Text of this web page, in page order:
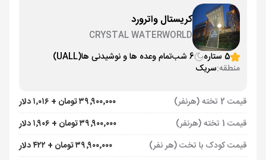
کریستال واترورد
CRYSTAL WATERWORLD
5 ستاره
6 شب تمام وعده ها و نوشیدنی ها(UALL)
منطقه:سریک
قیمت 2 تخته (هرنفر)
۳۹٬۹۰۰٬۰۰۰ تومان + ۱٬۰۱۶ دلار
قیمت 1 تخته (هرنفر)
۳۹٬۹۰۰٬۰۰۰ تومان + ۱٬۹۰۶ دلار
قیمت کودک با تخت (هر نفر)
۳۹٬۹۰۰٬۰۰۰ تومان + ۴۲۲ دلار